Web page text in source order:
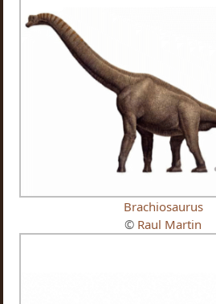
Brachiosaurus
© Raul Martin